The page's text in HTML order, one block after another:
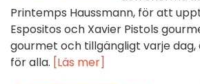
Printemps Haussmann, för att
Espositos och Xavier Pistols
gourmet och tillgängligt varje dag,
för alla. [Läs mer]